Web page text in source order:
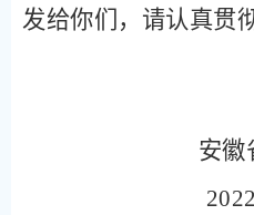
发给你们，请认真贯
安徽
2022